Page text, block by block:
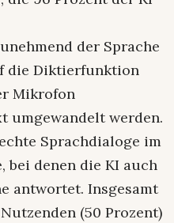
der Sprache
die Diktierfunktion
Mikrofon
umgewandelt werden.
Sprachdialoge im
bei denen die KI auch
antwortet. Insgesamt
(50 Prozent)